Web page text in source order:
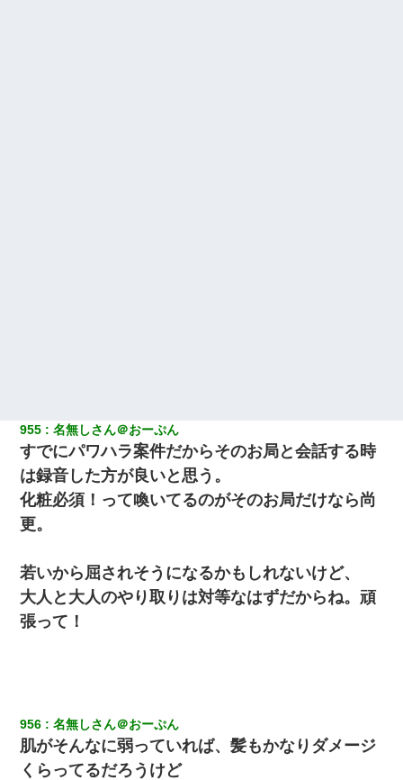
955 名無しさん＠おーぷん
すでにパワハラ案件だからそのお局と会話する時
は録音した方が良いと思う。
化粧必須！って喚いてるのがそのお局だけなら尚
更。
若いから屈されそうになるかもしれないけど、
大人と大人のやり取りは対等なはずだからね。頑
張って！
956 名無しさん＠おーぷん
肌がそんなに弱っていれば、髪もかなりダメージ
くらってるだろうけど